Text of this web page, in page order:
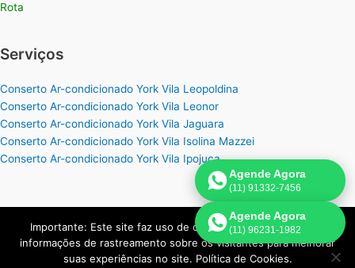
Rota
Serviços
Conserto Ar-condicionado York Vila Leopoldina
Conserto Ar-condicionado York Vila Leonor
Conserto Ar-condicionado York Vila Jaguara
Conserto Ar-condicionado York Vila Isolina Mazzei
Conserto Ar-condicionado York Vila Ipojuca
Copyright © 2026 York Assistência Ar-Condicionado | Criado por:
Página de Venda.
Agende Agora
(11) 91332-7456
Agende Agora
(11) 96231-1982
Importante: Este site faz uso de cookies que podem conter
informações de rastreamento sobre os visitantes para melhorar
suas experiências no site. Política de Cookies.